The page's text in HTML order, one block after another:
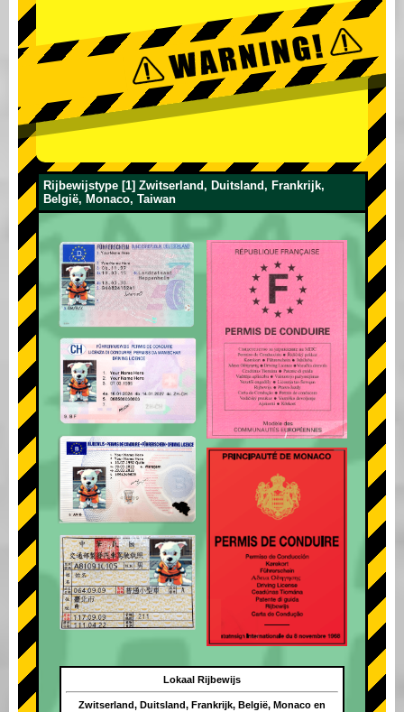
Rijbewijstype [1] Zwitserland, Duitsland, Frankrijk,
België, Monaco, Taiwan
Lokaal Rijbewijs
Zwitserland, Duitsland, Frankrijk, België, Monaco en